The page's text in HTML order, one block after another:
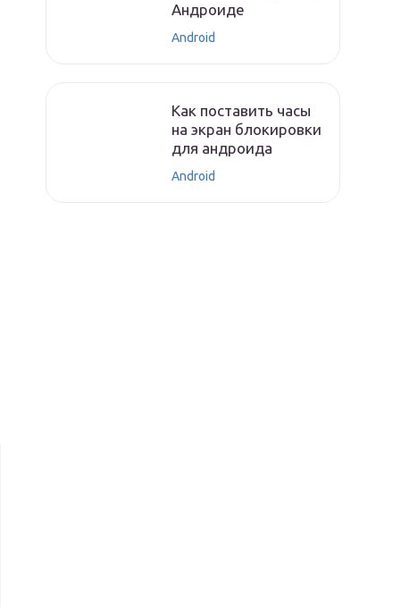
Андроиде
Android
Как поставить часы
на экран блокировки
для андроида
Android